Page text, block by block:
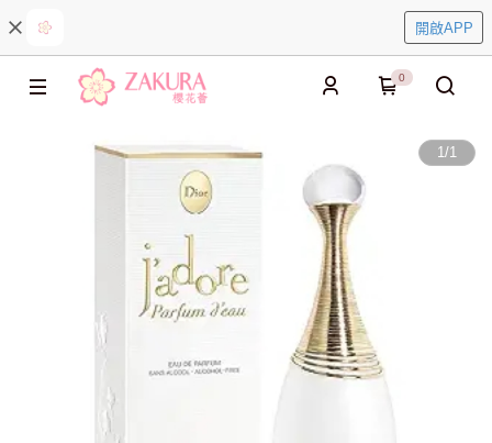
開啟APP
0
1/1